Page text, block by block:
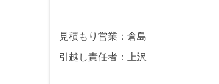
見積もり営業：倉島
引越し責任者：上沢